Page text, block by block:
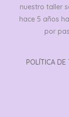
nuestro taller
hace 5 años
por
POLÍTICA